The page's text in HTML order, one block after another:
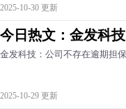
2025-10-30 更新
今日热文：金发科
金发科技：公司不存在逾期担
2025-10-29 更新